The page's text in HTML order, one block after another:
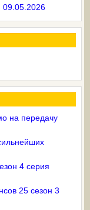
09.05.2026
на передачу
4 серия
25 сезон 3